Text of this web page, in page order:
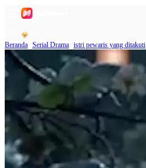
Beranda Serial Drama istri pewaris yang ditakuti